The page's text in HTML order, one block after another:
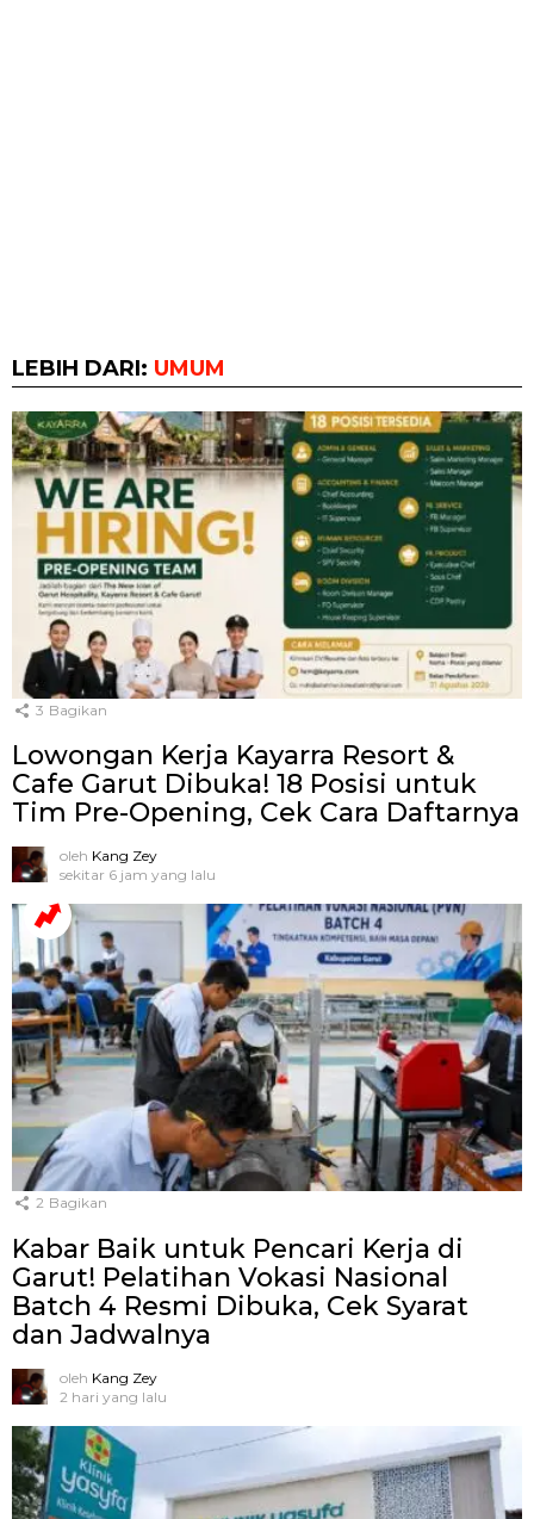
LEBIH DARI: UMUM
3 Bagikan
Lowongan Kerja Kayarra Resort &
Cafe Garut Dibuka! 18 Posisi untuk
Tim Pre-Opening, Cek Cara Daftarnya
oleh Kang Zey
sekitar 6 jam yang lalu
2 Bagikan
Kabar Baik untuk Pencari Kerja di
Garut! Pelatihan Vokasi Nasional
Batch 4 Resmi Dibuka, Cek Syarat
dan Jadwalnya
oleh Kang Zey
2 hari yang lalu